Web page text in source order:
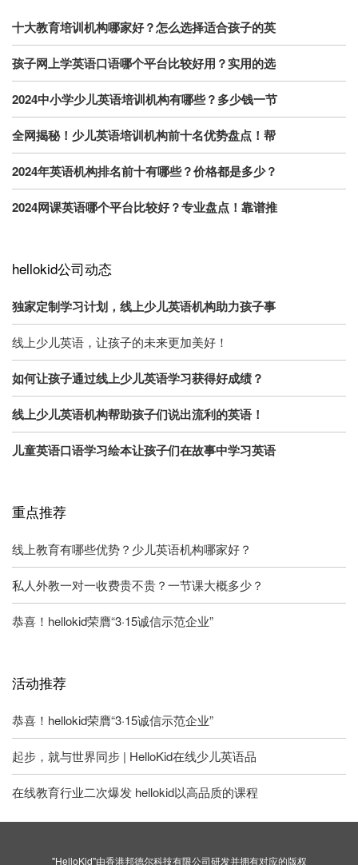
十大教育培训机构哪家好？怎么选择适合孩子的英
孩子网上学英语口语哪个平台比较好用？实用的选
2024中小学少儿英语培训机构有哪些？多少钱一节
全网揭秘！少儿英语培训机构前十名优势盘点！帮
2024年英语机构排名前十有哪些？价格都是多少？
2024网课英语哪个平台比较好？专业盘点！靠谱推
hellokid公司动态
独家定制学习计划，线上少儿英语机构助力孩子事
线上少儿英语，让孩子的未来更加美好！
如何让孩子通过线上少儿英语学习获得好成绩？
线上少儿英语机构帮助孩子们说出流利的英语！
儿童英语口语学习绘本让孩子们在故事中学习英语
重点推荐
线上教育有哪些优势？少儿英语机构哪家好？
私人外教一对一收费贵不贵？一节课大概多少？
恭喜！hellokid荣膺“3·15诚信示范企业”
活动推荐
恭喜！hellokid荣膺“3·15诚信示范企业”
起步，就与世界同步 | HelloKid在线少儿英语品
在线教育行业二次爆发 hellokid以高品质的课程
"HelloKid"由香港邦德尔科技有限公司研发并拥有对应的版权